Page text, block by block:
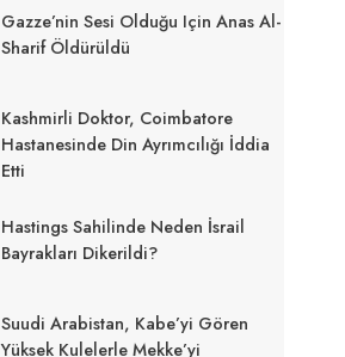
Gazze’nin Sesi Olduğu Için Anas Al-
Sharif Öldürüldü
Kashmirli Doktor, Coimbatore
Hastanesinde Din Ayrımcılığı İddia
Etti
Hastings Sahilinde Neden İsrail
Bayrakları Dikerildi?
Suudi Arabistan, Kabe’yi Gören
Yüksek Kulelerle Mekke’yi